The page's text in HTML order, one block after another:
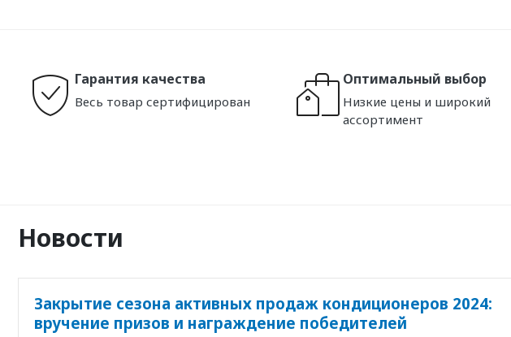
Гарантия качества
Весь товар сертифицирован
Оптимальный выбор
Низкие цены и широкий
ассортимент
Новости
Закрытие сезона активных продаж кондиционеров 2024:
вручение призов и награждение победителей